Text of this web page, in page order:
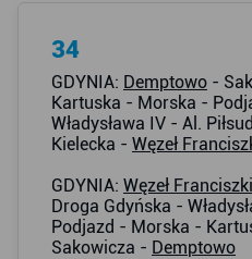
34
GDYNIA: Demptowo -
Kartuska - Morska -
Władysława IV - Al.
Kielecka - Węzeł
GDYNIA: Węzeł
Droga Gdyńska -
Podjazd - Morska -
Sakowicza - Demptowo